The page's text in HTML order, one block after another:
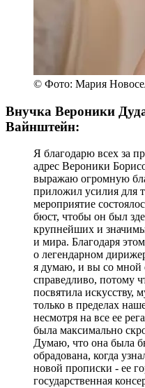
© Фото: Мария
Внучка Вероники
Вайнштейн:
Я благодарю всех за
адрес Вероники
выражаю огромную
приложил усилия для
мероприятие
бюст, чтобы он был
крупнейших и
и мира. Благодаря
о легендарном
я думаю, и вы со мной
справедливо, потому
посвятила искусству,
только в пределах
несмотря на все ее
была максимально
Думаю, что она была
обрадована, когда
новой прописки - ее
государственная